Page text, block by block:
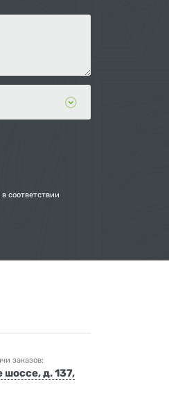
соответствии
заказов:
шоссе, д. 137,